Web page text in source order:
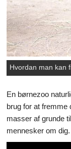
Hvordan man kan
En børnezoo
brug for at fremme
masser af grunde
mennesker om dig.